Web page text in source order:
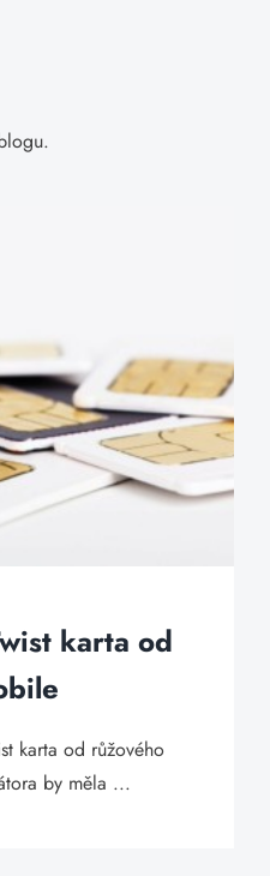
karta od
karta od růžového
by měla ...